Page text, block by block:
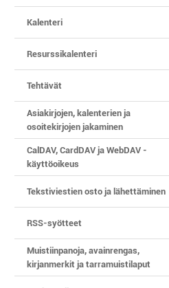
Kalenteri
Resurssikalenteri
Tehtävät
Asiakirjojen, kalenterien ja
osoitekirjojen jakaminen
CalDAV, CardDAV ja WebDAV -
käyttöoikeus
Tekstiviestien osto ja lähettäminen
RSS-syötteet
Muistiinpanoja, avainrengas,
kirjanmerkit ja tarramuistilaput